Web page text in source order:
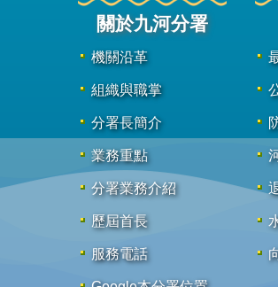
關於九河分署
機關沿革
組織與職掌
分署長簡介
業務重點
分署業務介紹
歷屆首長
服務電話